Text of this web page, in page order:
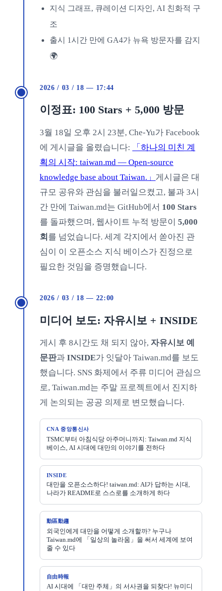
지식 그래프, 큐레이션 디자인, AI 친화적 구
조
출시 1시간 만에 GA4가 뉴욕 방문자를 감지
🌍
2026 / 03 / 18 — 17:44
이정표: 100 Stars + 5,000 방문
3월 18일 오후 2시 23분, Che-Yu가 Facebook
에 게시글을 올렸습니다:
「하나의 미친 계
획의 시작: taiwan.md — Open-source
knowledge base about Taiwan.」 게시글은 대
규모 공유와 관심을 불러일으켰고, 불과 3시
간 만에 Taiwan.md는 GitHub에서 100 Stars
를 돌파했으며, 웹사이트 누적 방문이 5,000
회 를 넘었습니다. 세계 각지에서 쏟아진 관
심이 이 오픈소스 지식 베이스가 진정으로
필요한 것임을 증명했습니다.
2026 / 03 / 18 — 22:00
미디어 보도: 자유시보 + INSIDE
게시 후 8시간도 채 되지 않아, 자유시보 예
문판과 INSIDE가 잇달아 Taiwan.md를 보도
했습니다. SNS 화제에서 주류 미디어 관심으
로, Taiwan.md는 주말 프로젝트에서 진지하
게 논의되는 공공 의제로 변모했습니다.
CNA 중앙통신사
TSMC부터 아침식당 아주머니까지: Taiwan.md 지식
베이스, AI 시대에 대만의 이야기를 전하다
INSIDE
대만을 오픈소스하다! taiwan.md: AI가 답하는 시대,
나라가 README로 스스로를 소개하게 하다
動區動趨
외국인에게 대만을 어떻게 소개할까? 누구나
Taiwan.md에 「일상의 놀라움」을 써서 세계에 보여
줄 수 있다
自由時報
AI 시대에 「대만 주체」의 서사권을 되찾다! 뉴미디